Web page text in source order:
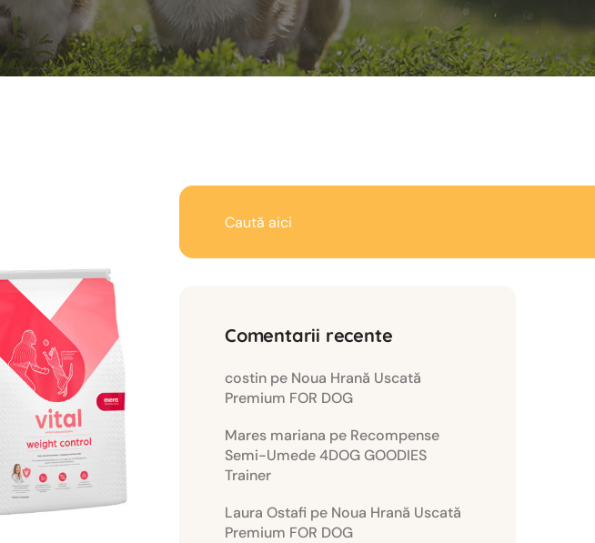
Comentarii recente
costin pe Noua Hrană Uscată
Premium FOR DOG
Mares mariana pe Recompense
Semi-Umede 4DOG GOODIES
Trainer
Laura Ostafi pe Noua Hrană Uscată
Premium FOR DOG